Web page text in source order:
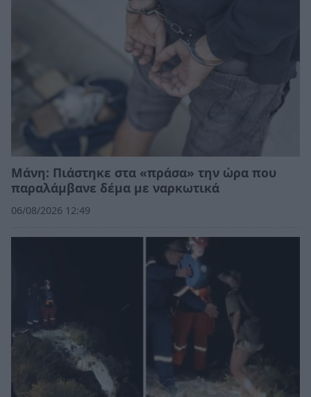
Μάνη: Πιάστηκε στα «πράσα» την ώρα που
παραλάμβανε δέμα με ναρκωτικά
06/08/2026 12:49